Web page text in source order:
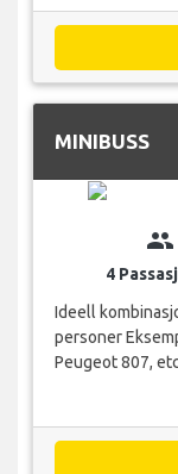
MINIBUSS
group
4
Ideell
personer
Peugeot 807,